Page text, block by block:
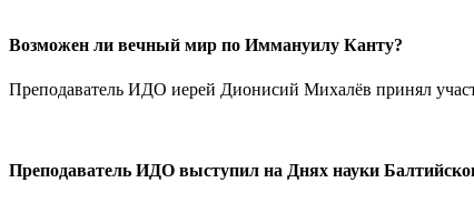
Возможен ли вечный мир по Иммануилу Канту?
Преподаватель ИДО иерей Дионисий Михалёв принял
Преподаватель ИДО выступил на Днях науки